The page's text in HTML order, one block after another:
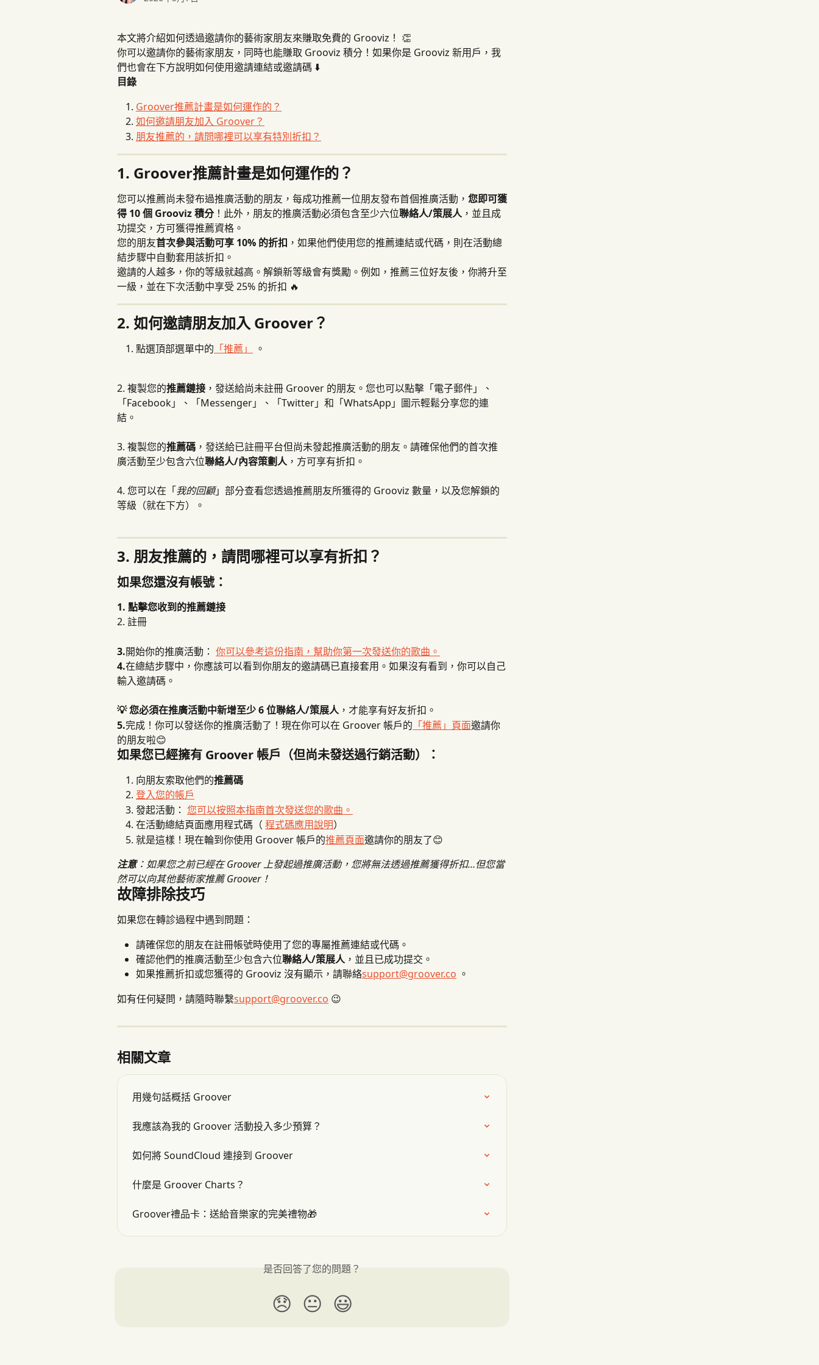
本文將介紹如何透過邀請你的藝術家朋友來賺取免費的 Grooviz！ 👏
你可以邀請你的藝術家朋友，同時也能賺取 Grooviz 積分！如果你是 Grooviz 新用戶，我
們也會在下方說明如何使用邀請連結或邀請碼 ⬇️
目錄
Groover推薦計畫是如何運作的？
如何邀請朋友加入 Groover？
朋友推薦的，請問哪裡可以享有特別折扣？
1. Groover推薦計畫是如何運作的？
您可以推薦尚未發布過推廣活動的朋友，每成功推薦一位朋友發布首個推廣活動， 您即可獲
得 10 個 Grooviz 積分！此外，朋友的推廣活動必須包含至少六位聯絡人/策展人，並且成
功提交，方可獲得推薦資格。
您的朋友首次參與活動可享 10% 的折扣 ，如果他們使用您的推薦連結或代碼，則在活動總
結步驟中自動套用該折扣。
邀請的人越多，你的等級就越高。解鎖新等級會有獎勵。例如，推薦三位好友後，你將升至
一級，並在下次活動中享受 25% 的折扣 🔥
2. 如何邀請朋友加入 Groover？
點選頂部選單中的 「推薦」 。
2. 複製您的推薦鏈接 ，發送給尚未註冊 Groover 的朋友。您也可以點擊「電子郵件」、
「Facebook」、「Messenger」、「Twitter」和「WhatsApp」圖示輕鬆分享您的連
結。
3. 複製您的推薦碼 ，發送給已註冊平台但尚未發起推廣活動的朋友。請確保他們的首次推
廣活動至少包含六位聯絡人/內容策劃人，方可享有折扣。
4. 您可以在「我的回顧」部分查看您透過推薦朋友所獲得的 Grooviz 數量，以及您解鎖的
等級（就在下方）。
3. 朋友推薦的，請問哪裡可以享有折扣？
如果您還沒有帳號：
1. 點擊您收到的推薦鏈接
2. 註冊
3.開始你的推廣活動： 你可以參考這份指南，幫助你第一次發送你的歌曲。
4.在總結步驟中，你應該可以看到你朋友的邀請碼已直接套用。如果沒有看到，你可以自己
輸入邀請碼。
💡 您必須在推廣活動中新增至少 6 位聯絡人/策展人，才能享有好友折扣。
5.完成！你可以發送你的推廣活動了！現在你可以在 Groover 帳戶的 「推薦」頁面邀請你
的朋友啦😊
如果您已經擁有 Groover 帳戶（但尚未發送過行銷活動）：
向朋友索取他們的推薦碼
登入您的帳戶
發起活動： 您可以按照本指南首次發送您的歌曲。
在活動總結頁面應用程式碼（ 程式碼應用說明）
就是這樣！現在輪到你使用 Groover 帳戶的推薦頁面邀請你的朋友了😊
注意：如果您之前已經在 Groover 上發起過推廣活動，您將無法透過推薦獲得折扣…但您當
然可以向其他藝術家推薦 Groover！
故障排除技巧
如果您在轉診過程中遇到問題：
請確保您的朋友在註冊帳號時使用了您的專屬推薦連結或代碼。
確認他們的推廣活動至少包含六位聯絡人/策展人，並且已成功提交。
如果推薦折扣或您獲得的 Grooviz 沒有顯示，請聯絡support@groover.co 。
如有任何疑問，請隨時聯繫support@groover.co 😉
相關文章
用幾句話概括 Groover
我應該為我的 Groover 活動投入多少預算？
如何將 SoundCloud 連接到 Groover
什麼是 Groover Charts？
Groover禮品卡：送給音樂家的完美禮物🎁
是否回答了您的問題？
😞 😐 😃